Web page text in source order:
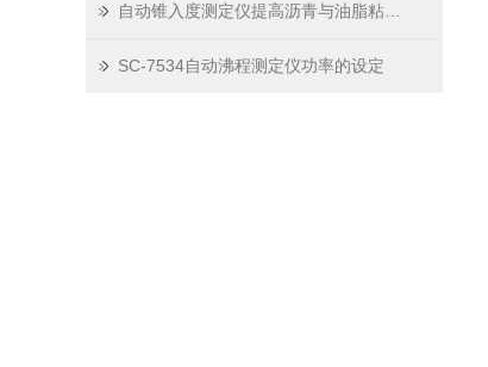
SC-7534自动沸程测定仪功率的设定